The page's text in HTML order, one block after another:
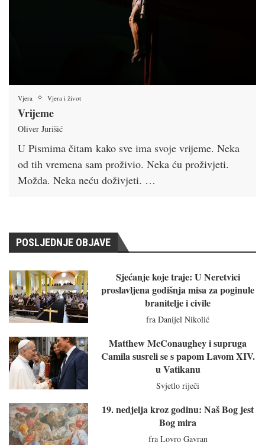
Vjera Vjera i život
Vrijeme
Oliver Jurišić
U Pismima čitam kako sve ima svoje vrijeme. Neka
od tih vremena sam proživio. Neka ću proživjeti.
Možda. Neka neću doživjeti. …
POSLJEDNJE OBJAVE
Sjećanje koje traje: U Neretvici
proslavljena godišnja misa za poginule
branitelje i civile
fra Danijel Nikolić
Matthew McConaughey i supruga
Camila susreli se s papom Lavom XIV.
u Vatikanu
Svjetlo riječi
19. nedjelja kroz godinu: Naš Bog jest
Bog mira
fra Lovro Gavran